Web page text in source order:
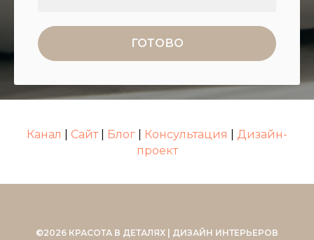
ГОТОВО
Канал Сайт Блог Консультация
Дизайн-
проект
©2026 КРАСОТА В ДЕТАЛЯХ | ДИЗАЙН ИНТЕРЬЕРОВ